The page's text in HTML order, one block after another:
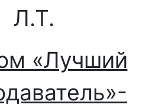
Л.Т.
«Лучший